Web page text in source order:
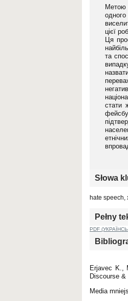
Метою
цієї
Ця
та
стати
Słowa
hate
Pełny
PDF
Erjavec K.,
Discourse &
Media